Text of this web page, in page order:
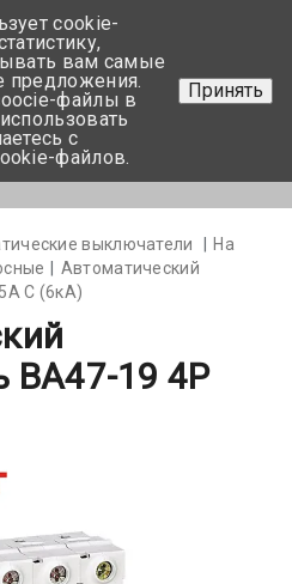
+375 17-350-99-56
+375 44-752-82-08
Задать вопрос
выключатели
На
Автоматический
С (6кА)
19 4P
cookie-
вам самые
предложения.
файлы в
с
файлов.
Принять